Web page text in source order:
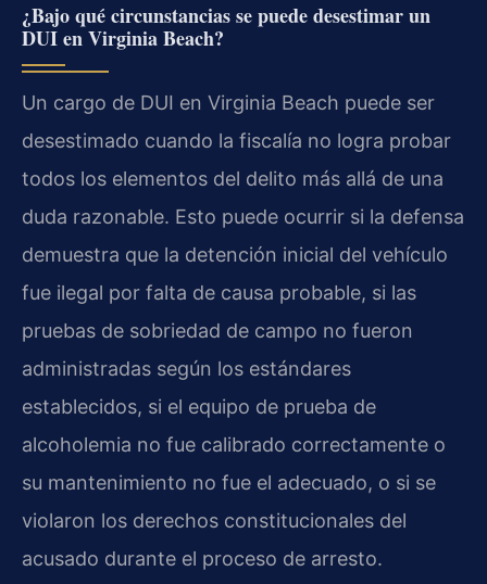
¿Bajo qué circunstancias se puede desestimar un
DUI en Virginia Beach?
Un cargo de DUI en Virginia Beach puede ser
desestimado cuando la fiscalía no logra probar
todos los elementos del delito más allá de una
duda razonable. Esto puede ocurrir si la defensa
demuestra que la detención inicial del vehículo
fue ilegal por falta de causa probable, si las
pruebas de sobriedad de campo no fueron
administradas según los estándares
establecidos, si el equipo de prueba de
alcoholemia no fue calibrado correctamente o
su mantenimiento no fue el adecuado, o si se
violaron los derechos constitucionales del
acusado durante el proceso de arresto.